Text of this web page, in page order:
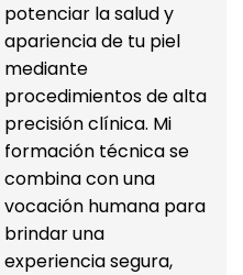
potenciar la salud y
apariencia de tu piel
mediante
procedimientos de alta
precisión clínica. Mi
formación técnica se
combina con una
vocación humana para
brindar una
experiencia segura,